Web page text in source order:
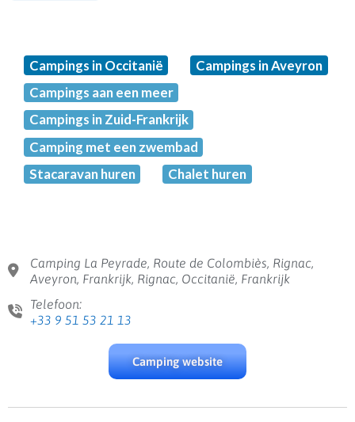
Campings in Occitanië
Campings in Aveyron
Campings aan een meer
Campings in Zuid-Frankrijk
Camping met een zwembad
Stacaravan huren
Chalet huren
Camping La Peyrade, Route de Colombiès, Rignac,
Aveyron, Frankrijk, Rignac, Occitanië, Frankrijk
Telefoon:
+33 9 51 53 21 13
Camping website